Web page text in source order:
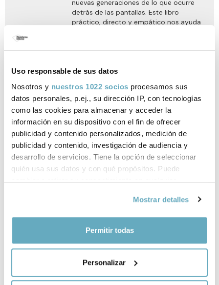
Uso responsable de sus datos
Nosotros y nuestros 1022 socios procesamos sus
datos personales, p.ej., su dirección IP, con tecnologías
como las cookies para almacenar y acceder la
información en su dispositivo con el fin de ofrecer
publicidad y contenido personalizados, medición de
publicidad y contenido, investigación de audiencia y
desarrollo de servicios. Tiene la opción de seleccionar
quién usa sus datos y con qué propósitos. Puede
cambiar o retirar su consentimiento en cualquier
Si lo permite, también quisiéramos:
geográfica que puede tener una precisión de varios
Identificar su dispositivo analizándolo activamente
Mostrar detalles
Permitir todas
Personalizar
nuevas generaciones de lo que ocurre
detrás de las pantallas. Este libro
práctico, directo y empático nos ayuda
inteligentes y otros dispositivos y a
tecnología, qué hay más allá de las
ocurre en sus vidasonline.
Mercè Brey ha escrito una guía para mujeres decididas a
impulsar su desarrollo profesional y a transformar el mundo. Se
trata deLa millonésima mujer , un libro donde Mercè ha volcado
su conocimiento del mundo empresarial para que cada una de
nosotras brille con luz propia.
La millonésima mujer
Mercè Brey
impulsar su desarrollo profesional
y a transformar el mundo
20 €
Ver Ficha